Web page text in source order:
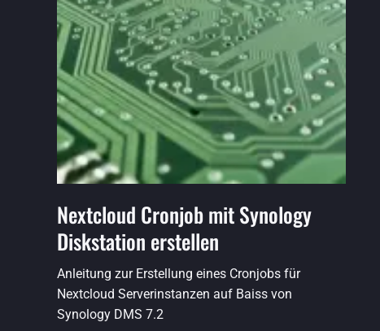
Nextcloud Cronjob mit Synology
Diskstation erstellen
Anleitung zur Erstellung eines Cronjobs für
Nextcloud Serverinstanzen auf Baiss von
Synology DMS 7.2